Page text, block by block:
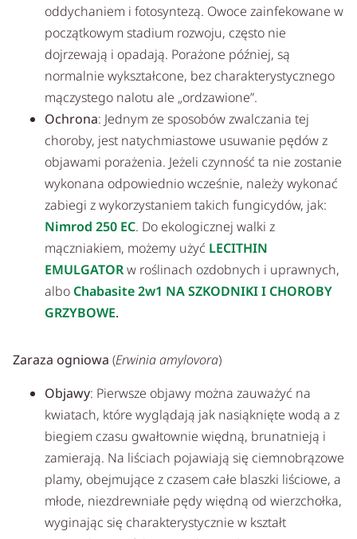
oddychaniem i fotosyntezą. Owoce zainfekowane w
początkowym stadium rozwoju, często nie
dojrzewają i opadają. Porażone później, są
normalnie wykształcone, bez charakterystycznego
mączystego nalotu ale „ordzawione”.
Ochrona: Jednym ze sposobów zwalczania tej
choroby, jest natychmiastowe usuwanie pędów z
objawami porażenia. Jeżeli czynność ta nie zostanie
wykonana odpowiednio wcześnie, należy wykonać
zabiegi z wykorzystaniem takich fungicydów, jak:
Nimrod 250 EC. Do ekologicznej walki z
mączniakiem, możemy użyć LECITHIN
EMULGATORw roślinach ozdobnych i uprawnych,
albo Chabasite 2w1 NA SZKODNIKI I CHOROBY
GRZYBOWE.
Zaraza ogniowa (Erwinia amylovora)
Objawy: Pierwsze objawy można zauważyć na
kwiatach, które wyglądają jak nasiąknięte wodą a z
biegiem czasu gwałtownie więdną, brunatnieją i
zamierają. Na liściach pojawiają się ciemnobrązowe
plamy, obejmujące z czasem całe blaszki liściowe, a
młode, niezdrewniałe pędy więdną od wierzchołka,
wyginając się charakterystycznie w kształt